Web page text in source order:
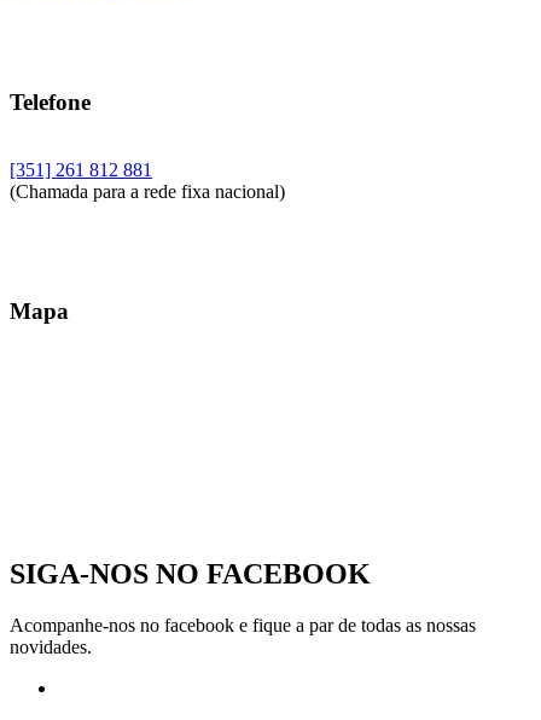
Telefone
[351] 261 812 881
(Chamada para a rede fixa nacional)
Mapa
SIGA-NOS NO FACEBOOK
Acompanhe-nos no facebook e fique a par de todas as nossas
novidades.